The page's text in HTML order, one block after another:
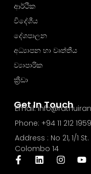
Get In Touch
Email:
Phone: +94 11 212 1959
Address : No 21, 1/1
Colombo 14
ආර්ථික
විදේශීය
දේශපාලන
අධ්‍යාපන හා වෘත්තීය
ව්‍යාපාරික
ක්‍රීඩා